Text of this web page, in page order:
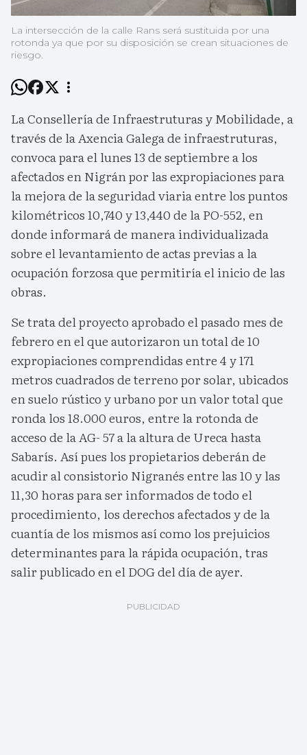
La intersección de la calle Rans será sustituida por una
rotonda ya que por su disposición se crean situaciones de
riesgo.
La Consellería de Infraestruturas y Mobilidade, a
través de la Axencia Galega de infraestruturas,
convoca para el lunes 13 de septiembre a los
afectados en Nigrán por las expropiaciones para
la mejora de la seguridad viaria entre los puntos
kilométricos 10,740 y 13,440 de la PO-552, en
donde informará de manera individualizada
sobre el levantamiento de actas previas a la
ocupación forzosa que permitiría el inicio de las
obras.
Se trata del proyecto aprobado el pasado mes de
febrero en el que autorizaron un total de 10
expropiaciones comprendidas entre 4 y 171
metros cuadrados de terreno por solar, ubicados
en suelo rústico y urbano por un valor total que
ronda los 18.000 euros, entre la rotonda de
acceso de la AG- 57 a la altura de Ureca hasta
Sabarís. Así pues los propietarios deberán de
acudir al consistorio Nigranés entre las 10 y las
11,30 horas para ser informados de todo el
procedimiento, los derechos afectados y de la
cuantía de los mismos así como los prejuicios
determinantes para la rápida ocupación, tras
salir publicado en el DOG del día de ayer.